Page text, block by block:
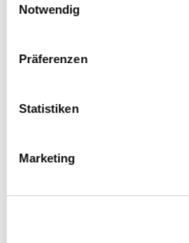
Notwendig
Präferenzen
Statistiken
Marketing
Seniorennachmittag
Herzhorn (Am Deich)